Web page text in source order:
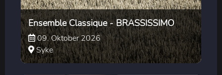
Ensemble Classique - BRASSISSIMO
09. Oktober 2026
Syke